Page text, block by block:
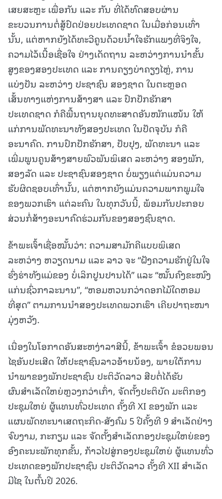
ເສຍສະຫຼະ ເພື່ອກັນ ແລະ ກັນ ທີ່ໄດ້ທົດສອບຜ່ານ
ຂະບວນການຕໍ່ສູ້ປົດປ່ອຍປະເທດຊາດ ໃນເມື່ອກ່ອນເທົ່າ
ນັ້ນ, ແຕ່ຫາກຍັງໄດ້ທະວີຄູນດ້ວຍນ້ຳໃຈຮັກແພງທີ່ຈິງໃຈ,
ຄວາມໄວ້ເນື້ອເຊື່ອໃຈ ຢ່າງເດັດຖານ ລະຫວ່າງການນຳຂັ້ນ
ສູງຂອງສອງປະເທດ ແລະ ການຄຽງບ່າຄຽງໄຫຼ່, ການ
ແບ່ງປັນ ລະຫວ່າງ ປະຊາຊົນ ສອງຊາດ ໃນຕະຫຼອດ
ເສັ້ນທາງແຫ່ງການສ້າງສາ ແລະ ປົກປັກຮັກສາ
ປະເທດຊາດ ກໍຄືພື້ນຖານຍຸດທະສາດອັນໜັກແໜ້ນ ໃຫ້
ແກ່ການພັດທະນາທັງສອງປະເທດ ໃນປັດຈຸບັນ ກໍຄື
ອະນາຄົດ. ການປົກປັກຮັກສາ, ປັບປຸງ, ພັດທະນາ ແລະ
ເພີ່ມພູນຄູນສ້າງສາຍພົວພັນພິເສດ ລະຫວ່າງ ສອງພັກ,
ສອງລັດ ແລະ ປະຊາຊົນສອງຊາດ ບໍ່ພຽງແຕ່ແມ່ນຄວາມ
ຮັບຜິດຊອບເທົ່ານັ້ນ, ແຕ່ຫາກຍັງແມ່ນຄວາມພາກພູມໃຈ
ຂອງພວກເຮົາ ແຕ່ລະຄົນ ໃນທຸກວັນນີ້, ພ້ອມກັນປະກອບ
ສ່ວນກໍ່ສ້າງອະນາຄົດຮ່ວມກັນຂອງສອງຊົນຊາດ.
ຂ້າພະເຈົ້າເຊື່ອໝັ້ນວ່າ: ຄວາມສາມັກຄີແບບພິເສດ
ລະຫວ່າງ ຫວຽດນາມ ແລະ ລາວ ຈະ “ຝັງຄວາມຮັກຢູ່ໃນໃຈ
ຮົ່ງຮ່າທັງແມ່ຂອງ ບໍ່ເລິກປູນປານໄດ້” ແລະ “ໝັ້ນຄົງຂະໜົງ
ແກ່ນຊົ່ວກາລະນານ”, “ຫອມຫວນກວ່າດອກໄມ້ໃດຫອມ
ທີ່ສຸດ” ຕາມການນຳສອງປະເທດພວກເຮົາ ເຄີຍປາຖະໜາ
ມຸ່ງຫວັງ.
ເນື່ອງໃນໂອກາດອັນສະຫງ່າລາສີນີ້, ຂ້າພະເຈົ້າ ຂໍອວຍພອນ
ໄຊອັນປະເສີດ ໃຫ້ປະຊາຊົນລາວອ້າຍນ້ອງ, ພາຍໃຕ້ການ
ນຳພາຂອງພັກປະຊາຊົນ ປະຕິວັດລາວ ສືບຕໍ່ໄດ້ຮັບ
ຜົນສຳເລັດໃຫຍ່ຫຼວງກວ່າເກົ່າ, ຈັດຕັ້ງປະຕິບັດ ມະຕິກອງ
ປະຊຸມໃຫຍ່ ຜູ້ແທນທົ່ວປະເທດ ຄັ້ງທີ XI ຂອງພັກ ແລະ
ແຜນພັດທະນາເສດຖະກິດ-ສັງຄົມ 5 ປີຄັ້ງທີ 9 ສຳເລັດຢ່າງ
ຈົບງາມ, ກະກຽມ ແລະ ຈັດຕັ້ງສຳເລັດກອງປະຊຸມໃຫຍ່ຂອງ
ອົງຄະນະພັກທຸກຂັ້ນ, ກ້າວໄປສູ່ກອງປະຊຸມໃຫຍ່ ຜູ້ແທນທົ່ວ
ປະເທດຂອງພັກປະຊາຊົນ ປະຕິວັດລາວ ຄັ້ງທີ XII ສຳເລັດ
ມີໄຊ ໃນຕົ້ນປີ 2026.